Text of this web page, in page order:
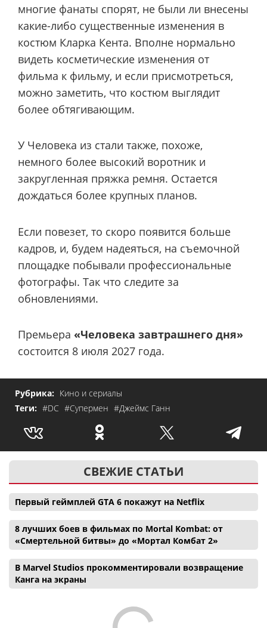
многие фанаты спорят, не были ли внесены
какие-либо существенные изменения в
костюм Кларка Кента. Вполне нормально
видеть косметические изменения от
фильма к фильму, и если присмотреться,
можно заметить, что костюм выглядит
более обтягивающим.
У Человека из стали также, похоже,
немного более высокий воротник и
закругленная пряжка ремня. Остается
дождаться более крупных планов.
Если повезет, то скоро появится больше
кадров, и, будем надеяться, на съемочной
площадке побывали профессиональные
фотографы. Так что следите за
обновлениями.
Премьера «Человека завтрашнего дня»
состоится 8 июля 2027 года.
Рубрика: Кино и сериалы
Теги: #DC #Супермен #Джеймс Ганн
СВЕЖИЕ СТАТЬИ
Первый геймплей GTA 6 покажут на Netflix
8 лучших боев в фильмах по Mortal Kombat: от
«Смертельной битвы» до «Мортал Комбат 2»
В Marvel Studios прокомментировали возвращение
Канга на экраны